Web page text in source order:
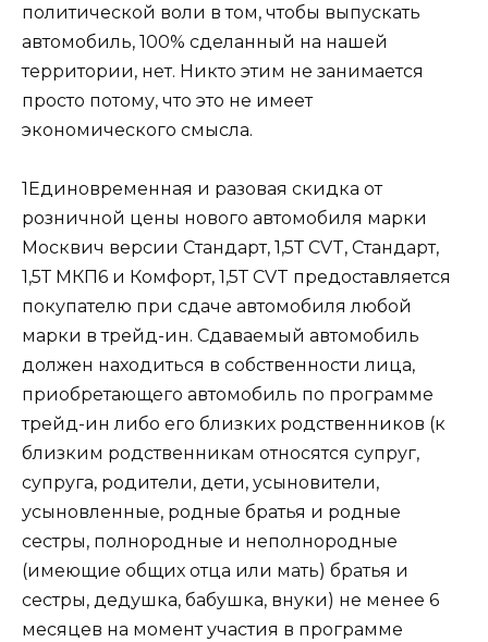
политической воли в том, чтобы выпускать
автомобиль, 100% сделанный на нашей
территории, нет. Никто этим не занимается
просто потому, что это не имеет
экономического смысла.
1Единовременная и разовая скидка от
розничной цены нового автомобиля марки
Москвич версии Стандарт, 1,5Т CVT, Стандарт,
1,5Т МКП6 и Комфорт, 1,5Т CVT предоставляется
покупателю при сдаче автомобиля любой
марки в трейд-ин. Сдаваемый автомобиль
должен находиться в собственности лица,
приобретающего автомобиль по программе
трейд-ин либо его близких родственников (к
близким родственникам относятся супруг,
супруга, родители, дети, усыновители,
усыновленные, родные братья и родные
сестры, полнородные и неполнородные
(имеющие общих отца или мать) братья и
сестры, дедушка, бабушка, внуки) не менее 6
месяцев на момент участия в программе